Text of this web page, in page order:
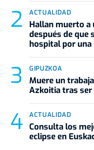
ACTUALIDAD
Hallan muerto a
después de que
hospital por
GIPUZKOA
Muere un
Azkoitia tras
ACTUALIDAD
Consulta los
eclipse en